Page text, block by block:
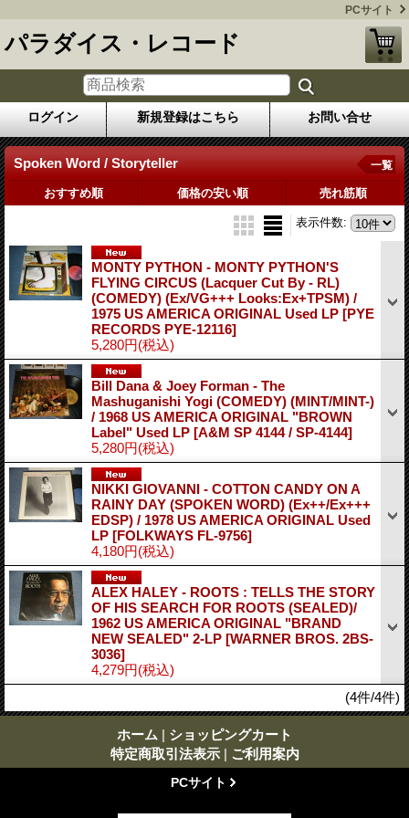
PCサイト
パラダイス・レコード
ログイン 新規登録はこちら お問い合せ
Spoken Word / Storyteller 一覧
おすすめ順 価格の安い順 売れ筋順
表示件数:
MONTY PYTHON - MONTY PYTHON'S
FLYING CIRCUS (Lacquer Cut By - RL)
(COMEDY) (Ex/VG+++ Looks:Ex+TPSM) /
1975 US AMERICA ORIGINAL Used LP [PYE
RECORDS PYE-12116]
5,280円(税込)
Bill Dana & Joey Forman - The
Mashuganishi Yogi (COMEDY) (MINT/MINT-)
/ 1968 US AMERICA ORIGINAL "BROWN
Label" Used LP [A&M SP 4144 / SP-4144]
5,280円(税込)
NIKKI GIOVANNI - COTTON CANDY ON A
RAINY DAY (SPOKEN WORD) (Ex++/Ex+++
EDSP) / 1978 US AMERICA ORIGINAL Used
LP [FOLKWAYS FL-9756]
4,180円(税込)
ALEX HALEY - ROOTS : TELLS THE STORY
OF HIS SEARCH FOR ROOTS (SEALED)/
1962 US AMERICA ORIGINAL "BRAND
NEW SEALED" 2-LP [WARNER BROS. 2BS-
3036]
4,279円(税込)
(4件/4件)
ホーム | ショッピングカート
特定商取引法表示 | ご利用案内
PCサイト